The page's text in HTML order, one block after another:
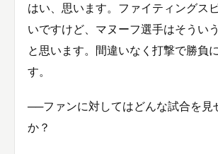
はい、思います。ファイティングス
いですけど、マヌーフ選手はそうい
と思います。間違いなく打撃で勝負
す。
──ファンに対してはどんな試合を見
か？